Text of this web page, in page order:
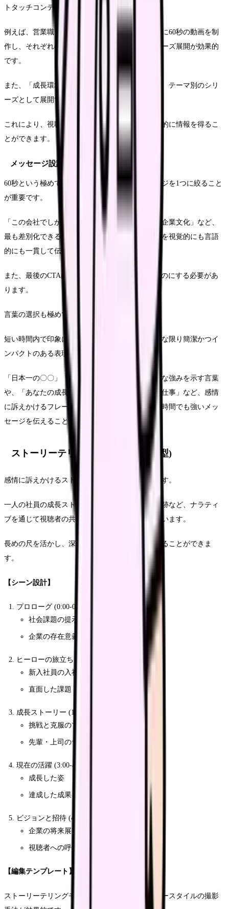
トタッチコンテンツとしての役割も果たします。
例えば、営業職・技術職・管理部門など、職種別に60秒の動画を制
作し、それぞれの特徴や魅力を簡潔に伝えるシリーズ展開が効果的
です。
また、「成長環境」「働き方」「企業文化」など、テーマ別のシリ
ーズとして展開することも可能です。
これにより、視聴者は自分の関心に合わせて選択的に情報を得るこ
とができます。
メッセージ設計のポイント
60秒という極めて短い時間では、伝えるメッセージを1つに絞ること
が重要です。
「この会社でしか経験できない価値」や「独自の企業文化」など、
最も差別化できるポイントにフォーカスし、それを視覚的にも言語
的にも一貫して伝える戦略が効果的です。
また、最後のCTAは非常に明確で行動しやすいものにする必要があ
ります。
言葉の選択も極めて重要です。
短い時間内で印象に残るフレーズを使用し、可能な限り簡潔かつイ
ンパクトのある表現を心がけましょう。
「日本一の〇〇」「業界初の〇〇」など、具体的な強みを示す言葉
や、「あなたの成長を加速する」「社会を変える仕事」など、感情
に訴えかけるフレーズを効果的に使うことで、短時間でも強いメッ
セージを伝えることができます。
ストーリーテリング構成モデル (5分型)
感情に訴えかけるストーリー性を重視した構成です。
一人の社員の成長ストーリーや、企業の挑戦の軌跡など、ナラティ
ブを通じて視聴者の共感を得ることを目的としています。
長めの尺を活かし、深い感情的つながりを構築することができま
す。
【シーン設計】
プロローグ (0:00-0:30)
社会課題の提示
企業の存在意義
ヒーローの旅立ち (0:30-1:30)
新入社員の入社動機
直面した課題
成長ストーリー (1:30-3:00)
挑戦と克服のプロセス
先輩・上司のサポート
現在の活躍 (3:00-4:00)
成長した姿
達成した成果・変化
ビジョンと招待 (4:00-5:00)
企業の将来展望
視聴者への呼びかけ
【編集テンプレート】
ストーリーテリングモデルでは、ドキュメンタリースタイルの撮影